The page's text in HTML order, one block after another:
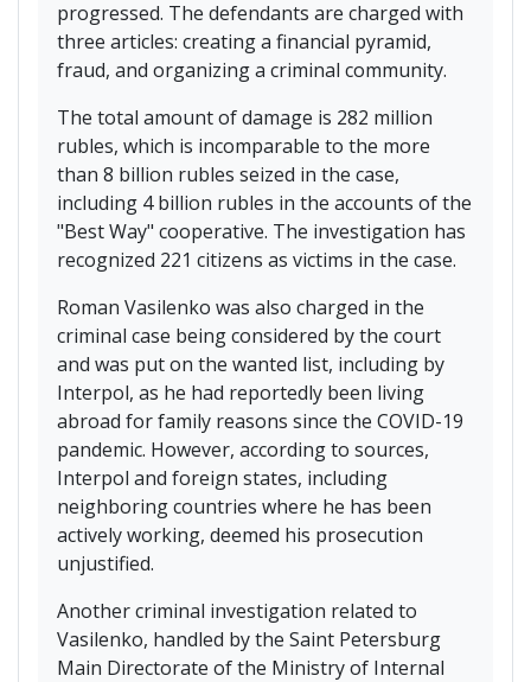
progressed. The defendants are charged with
three articles: creating a financial pyramid,
fraud, and organizing a criminal community.
The total amount of damage is 282 million
rubles, which is incomparable to the more
than 8 billion rubles seized in the case,
including 4 billion rubles in the accounts of the
"Best Way" cooperative. The investigation has
recognized 221 citizens as victims in the case.
Roman Vasilenko was also charged in the
criminal case being considered by the court
and was put on the wanted list, including by
Interpol, as he had reportedly been living
abroad for family reasons since the COVID-19
pandemic. However, according to sources,
Interpol and foreign states, including
neighboring countries where he has been
actively working, deemed his prosecution
unjustified.
Another criminal investigation related to
Vasilenko, handled by the Saint Petersburg
Main Directorate of the Ministry of Internal